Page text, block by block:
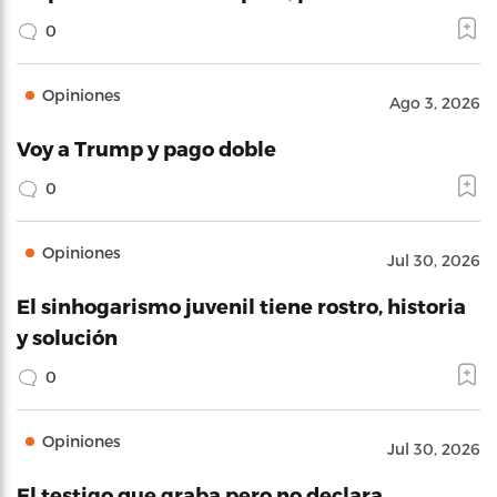
0
Opiniones Ago 3, 2026
Voy a Trump y pago doble
0
Opiniones Jul 30, 2026
El sinhogarismo juvenil tiene rostro, historia
y solución
0
Opiniones Jul 30, 2026